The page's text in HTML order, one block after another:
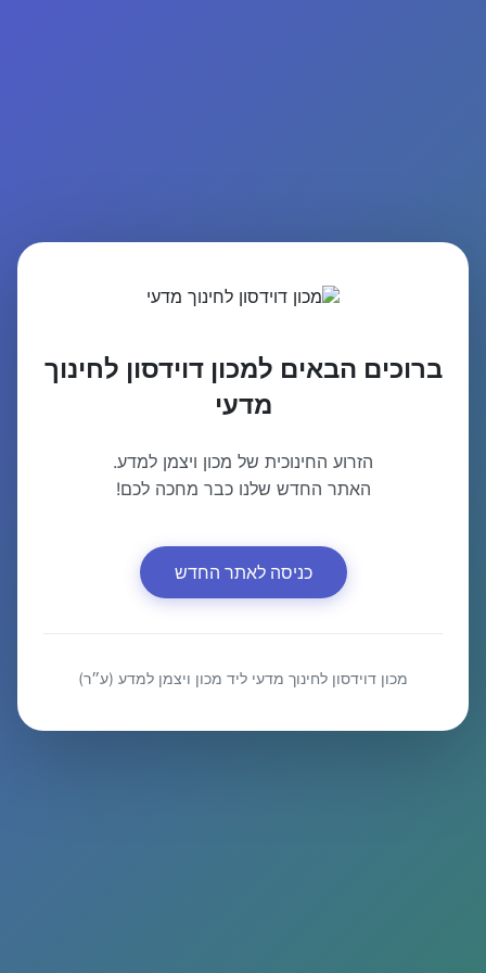
ברוכים הבאים למכון דוידסון לחינוך
מדעי
הזרוע החינוכית של מכון ויצמן למדע.
האתר החדש שלנו כבר מחכה לכם!
כניסה לאתר החדש
מכון דוידסון לחינוך מדעי ליד מכון ויצמן למדע (ע״ר)